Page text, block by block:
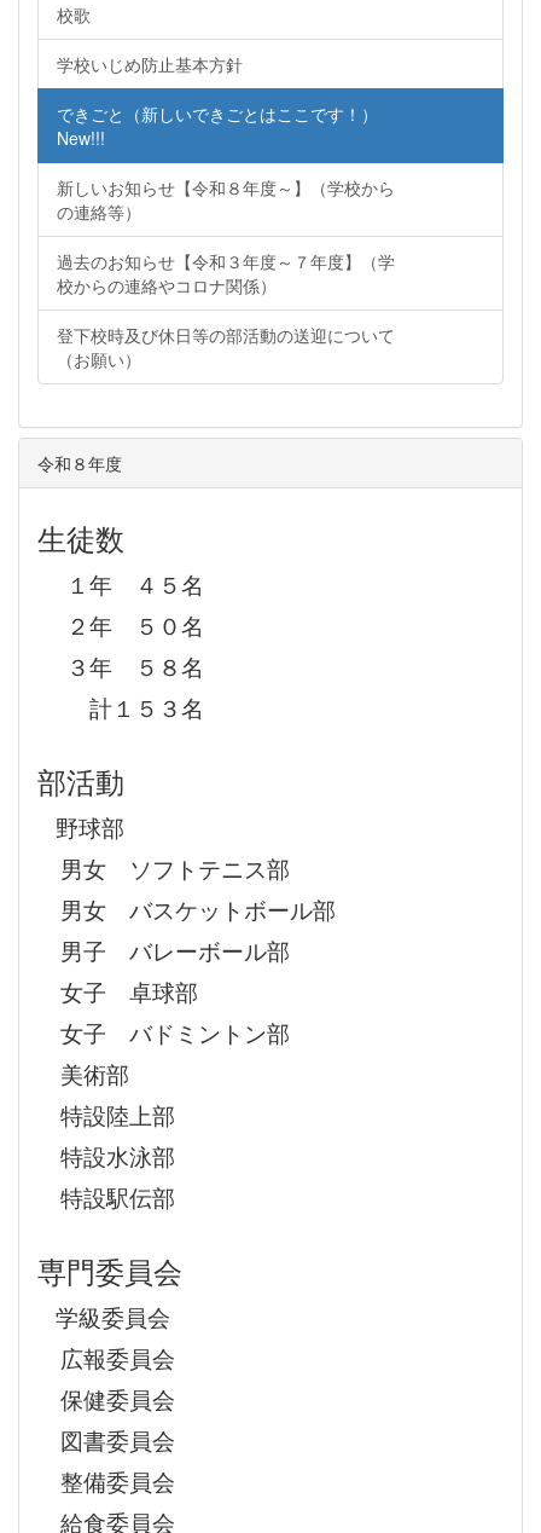
校歌
学校いじめ防止基本方針
できごと（新しいできごとはここです！）
New!!!
新しいお知らせ【令和８年度～】（学校から
の連絡等）
過去のお知らせ【令和３年度～７年度】（学
校からの連絡やコロナ関係）
登下校時及び休日等の部活動の送迎について
（お願い）
令和８年度
生徒数
１年 ４５名
２年 ５０名
３年 ５８名
計１５３名
部活動
野球部
男女 ソフトテニス部
男女 バスケットボール部
男子 バレーボール部
女子 卓球部
女子 バドミントン部
美術部
特設陸上部
特設水泳部
特設駅伝部
専門委員会
学級委員会
広報委員会
保健委員会
図書委員会
整備委員会
給食委員会